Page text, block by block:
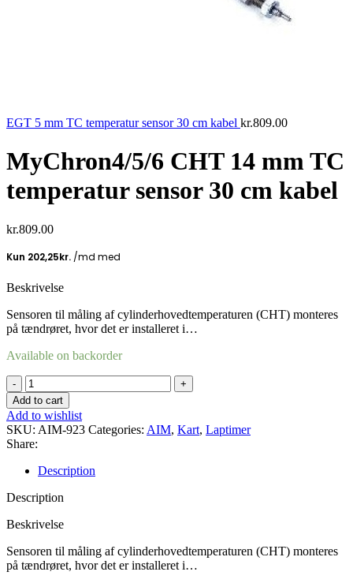
EGT 5 mm TC temperatur sensor 30 cm kabel kr.809.00
MyChron4/5/6 CHT 14 mm TC
temperatur sensor 30 cm kabel
kr.809.00
Beskrivelse
Sensoren til måling af cylinderhovedtemperaturen (CHT) monteres
på tændrøret, hvor det er installeret i…
Available on backorder
MyChron4/5/6
CHT
14
mm
TC
temperatur
sensor
cm
quantity
Add to cart
Add to wishlist
SKU: AIM-923 Categories: AIM, Kart, Laptimer
Share:
Description
Description
Beskrivelse
Sensoren til måling af cylinderhovedtemperaturen (CHT) monteres
på tændrøret, hvor det er installeret i…